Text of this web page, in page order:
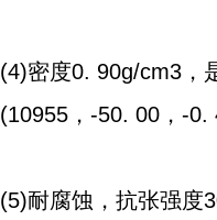
(4)密度0. 90g/cm3，
(10955，-50. 00，-0.
(5)耐腐蚀，抗张强度